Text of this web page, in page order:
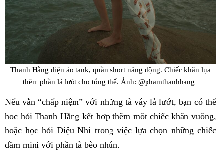
Thanh Hằng diện áo tank, quần short năng động. Chiếc khăn lụa
thêm phần lả lướt cho tổng thể. Ảnh: @phamthanhhang_
Nếu vẫn “chấp niệm” với những tà váy lả lướt, bạn có thể
học hỏi Thanh Hằng kết hợp thêm một chiếc khăn vuông,
hoặc học hỏi Diệu Nhi trong việc lựa chọn những chiếc
đầm mini với phần tà bèo nhún.